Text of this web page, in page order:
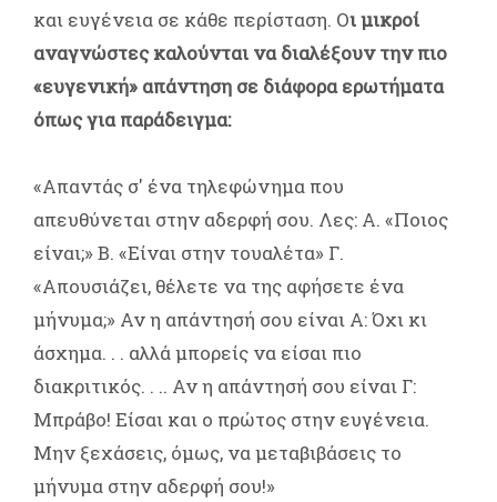
και ευγένεια σε κάθε περίσταση. Οι μικροί
αναγνώστες καλούνται να διαλέξουν την πιο
«ευγενική» απάντηση σε διάφορα ερωτήματα
όπως για παράδειγμα:
«Απαντάς σ' ένα τηλεφώνημα που
απευθύνεται στην αδερφή σου. Λες: Α. «Ποιος
είναι;» Β. «Είναι στην τουαλέτα» Γ.
«Απουσιάζει, θέλετε να της αφήσετε ένα
μήνυμα;» Αν η απάντησή σου είναι Α: Όχι κι
άσχημα. . . αλλά μπορείς να είσαι πιο
διακριτικός. . .. Αν η απάντησή σου είναι Γ:
Μπράβο! Είσαι και ο πρώτος στην ευγένεια.
Μην ξεχάσεις, όμως, να μεταβιβάσεις το
μήνυμα στην αδερφή σου!»